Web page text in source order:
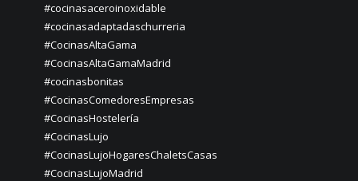
#cocinasaceroinoxidable
#cocinasadaptadaschurreria
#CocinasAltaGama
#CocinasAltaGamaMadrid
#cocinasbonitas
#CocinasComedoresEmpresas
#CocinasHostelería
#CocinasLujo
#CocinasLujoHogaresChaletsCasas
#CocinasLujoMadrid